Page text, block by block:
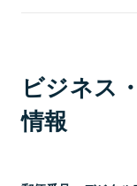
ビジネス
情報